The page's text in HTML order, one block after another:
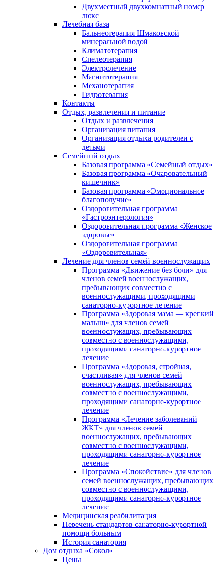
Двухместный двухкомнатный номер
люкс
Лечебная база
Бальнеотерапия Шмаковской
минеральной водой
Климатотерапия
Спелеотерапия
Электролечение
Магнитотерапия
Механотерапия
Гидротерапия
Контакты
Отдых, развлечения и питание
Отдых и развлечения
Организация питания
Организация отдыха родителей с
детьми
Семейный отдых
Базовая программа «Семейный отдых»
Базовая программа «Очаровательный
кишечник»
Базовая программа «Эмоциональное
благополучие»
Оздоровительная программа
«Гастроэнтерология»
Оздоровительная программа «Женское
здоровье»
Оздоровительная программа
«Оздоровительная»
Лечение для членов семей военнослужащих
Программа «Движение без боли» для
членов семей военнослужащих,
пребывающих совместно с
военнослужащими, проходящими
санаторно-курортное лечение
Программа «Здоровая мама — крепкий
малыш» для членов семей
военнослужащих, пребывающих
совместно с военнослужащими,
проходящими санаторно-курортное
лечение
Программа «Здоровая, стройная,
счастливая» для членов семей
военнослужащих, пребывающих
совместно с военнослужащими,
проходящими санаторно-курортное
лечение
Программа «Лечение заболеваний
ЖКТ» для членов семей
военнослужащих, пребывающих
совместно с военнослужащими,
проходящими санаторно-курортное
лечение
Программа «Спокойствие» для членов
семей военнослужащих, пребывающих
совместно с военнослужащими,
проходящими санаторно-курортное
лечение
Медицинская реабилитация
Перечень стандартов санаторно-курортной
помощи больным
История санатория
Дом отдыха «Сокол»
Цены